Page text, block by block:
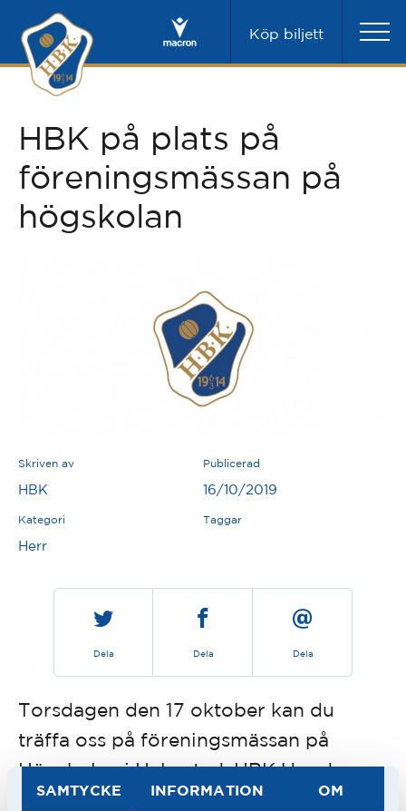
SAMTYCKE INFORMATION OM
Köp biljett
HBK på plats på
föreningsmässan på
högskolan
Skriven av
HBK
Publicerad
16/10/2019
Kategori
Herr
Taggar
Dela Dela Dela
Torsdagen den 17 oktober kan du
träffa oss på föreningsmässan på
Högskolan i Halmstad. HBK Ungdom
letar ungdomsledare, HBK Event letar